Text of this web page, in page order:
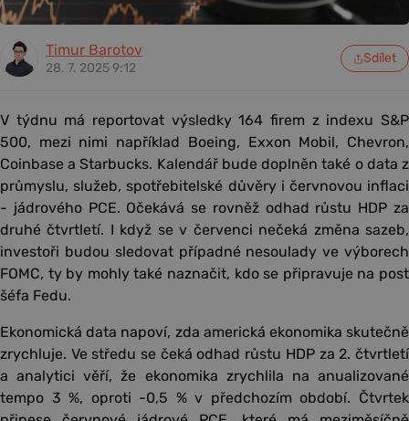
Timur Barotov
28. 7. 2025 9:12
Sdílet
V týdnu má reportovat výsledky 164 firem z indexu S&P
500, mezi nimi například Boeing, Exxon Mobil, Chevron,
Coinbase a Starbucks. Kalendář bude doplněn také o data z
průmyslu, služeb, spotřebitelské důvěry i červnovou inflaci
- jádrového PCE. Očekává se rovněž odhad růstu HDP za
druhé čtvrtletí. I když se v červenci nečeká změna sazeb,
investoři budou sledovat případné nesoulady ve výborech
FOMC, ty by mohly také naznačit, kdo se připravuje na post
šéfa Fedu.
Ekonomická data napoví, zda americká ekonomika skutečně
zrychluje. Ve středu se čeká odhad růstu HDP za 2. čtvrtletí
a analytici věří, že ekonomika zrychlila na anualizované
tempo 3 %, oproti -0,5 % v předchozím období. Čtvrtek